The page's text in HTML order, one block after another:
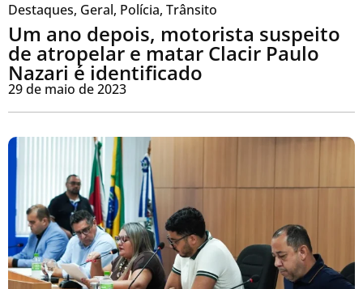
Destaques, Geral, Polícia, Trânsito
Um ano depois, motorista suspeito
de atropelar e matar Clacir Paulo
Nazari é identificado
29 de maio de 2023